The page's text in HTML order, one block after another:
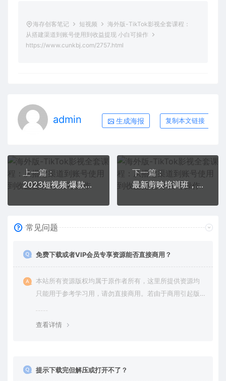
海存创客笔记 短视频
海外版-TikTok影视全套课程：
从搭建渠道到账号使用到收益提现 小白可操作
https://www.cunkbj.com/2757.html
admin 生成海报 复制本文链接
上一篇：
2023短视频·爆款实战课，创作·爆款短视频的核心·密码（10节视频课）
下一篇：
最新剪映培训班，短视频剪辑全套教程，从入门到精通零基础速成
常见问题
免费下载或者VIP会员专享资源能否直接商用？
本站所有资源版权均属于原作者所有，这里所提供资源均
只能用于参考学习用，请勿直接商用。若由于商用引起版
查看详情
提示下载完但解压或打开不了？